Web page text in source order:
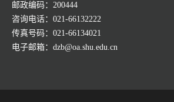
邮政编码：200444
咨询电话：021-66132222
传真号码：021-66134021
电子邮箱：dzb@oa.shu.edu.cn